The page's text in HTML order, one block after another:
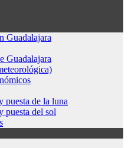
Guadalajara
Guadalajara
puesta de la luna
puesta del sol